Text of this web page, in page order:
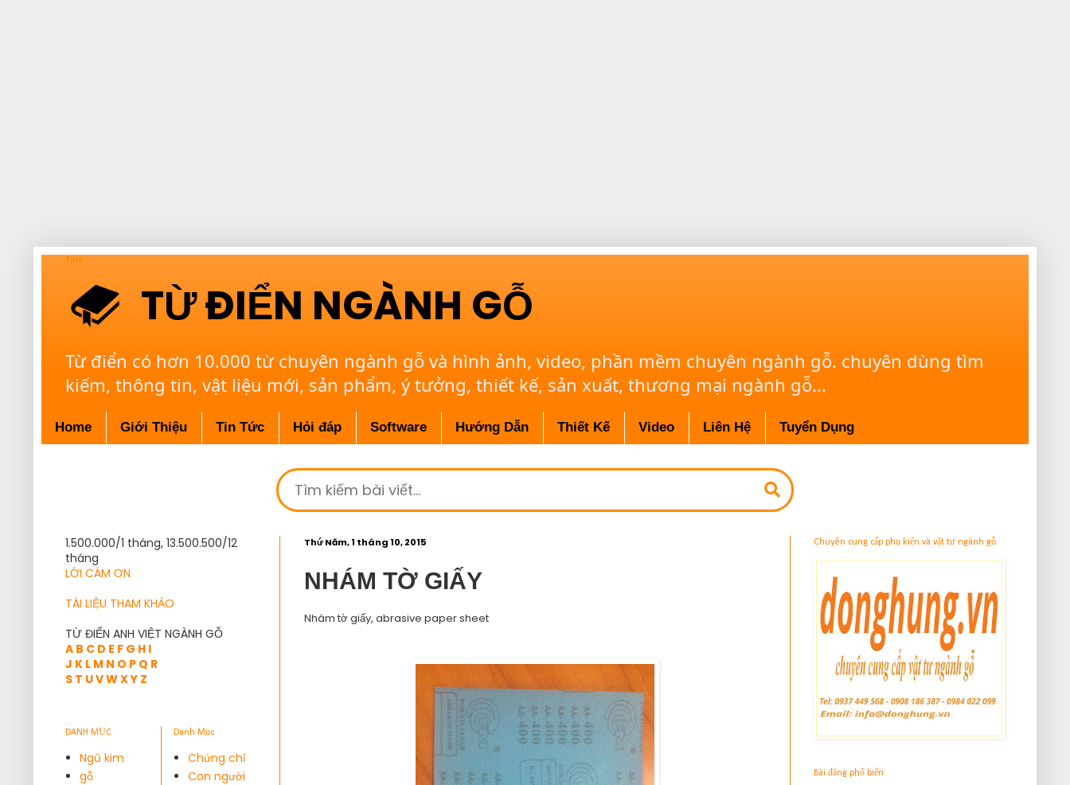
Title
TỪ ĐIỂN NGÀNH GỖ
Từ điển có hơn 10.000 từ chuyên ngành gỗ và hình ảnh, video, phần mềm chuyên ngành gỗ. chuyên dùng tìm
kiếm, thông tin, vật liệu mới, sản phẩm, ý tưởng, thiết kế, sản xuất, thương mại ngành gỗ...
Home Giới Thiệu Tin Tức Hỏi đáp Software Hướng Dẫn Thiết Kế Video Liên Hệ Tuyển Dụng
Thứ Năm, 1 tháng 10, 2015
NHÁM TỜ GIẤY
Nhám tờ giấy, abrasive paper sheet
1.500.000/1 tháng, 13.500.500/12
tháng
LỜI CÁM ƠN
TÀI LIỆU THAM KHẢO
TỪ ĐIỂN ANH VIỆT NGÀNH GỖ
A B C D E F G H I
J K L M N O P Q R
S T UVWXY Z
DANH MỤC
Ngũ kim
gỗ
Danh Mục
Chứng chỉ
Con người
Chuyên cung cấp phụ kiện và vật tư ngành gỗ
Bài đăng phổ biến